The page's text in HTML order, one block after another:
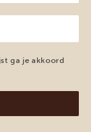
ga je akkoord